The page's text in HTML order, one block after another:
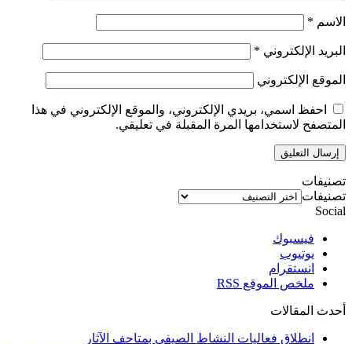
الاسم *
البريد الإلكتروني *
الموقع الإلكتروني
احفظ اسمي، بريدي الإلكتروني، والموقع الإلكتروني في هذا
المتصفح لاستخدامها المرة المقبلة في تعليقي.
تصنيفات
تصنيفات
Social
فيسبوك
يوتيوب
انستقرام
ملخص الموقع RSS
أحدث المقالات
انطلاق فعاليات النشاط الصيفي بمتاحف الآثار